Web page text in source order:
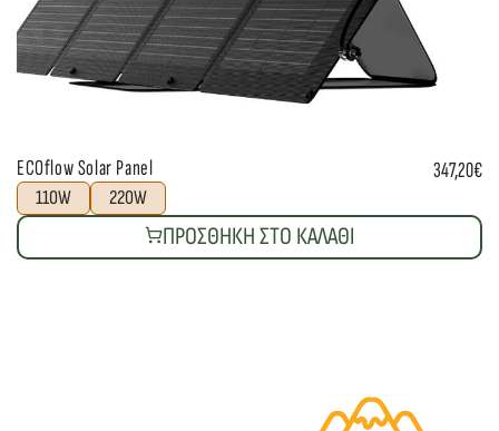
ECOflow Solar Panel 347,20€
110W 220W
ΠΡΟΣΘΗΚΗ ΣΤΟ ΚΑΛΑΘΙ